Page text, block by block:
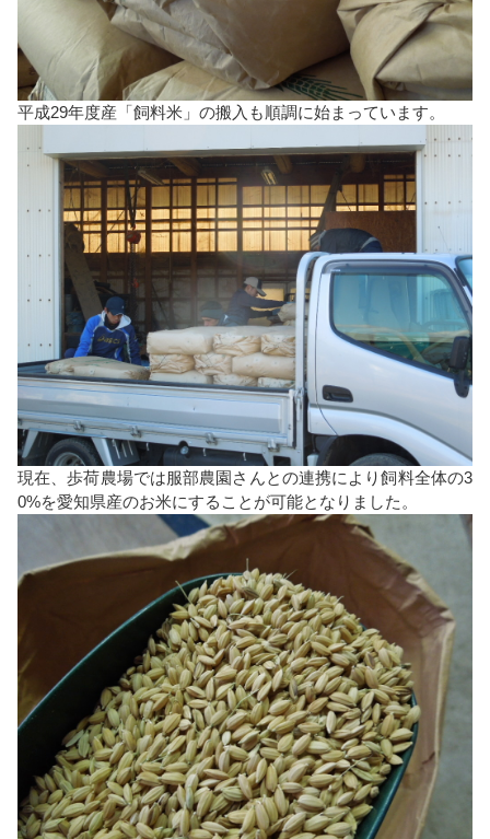
平成29年度産「飼料米」の搬入も順調に始まっています。
現在、歩荷農場では服部農園さんとの連携により飼料全体の3
0%を愛知県産のお米にすることが可能となりました。